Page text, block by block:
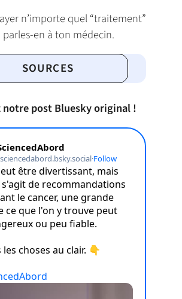
n’importe quel “traitement”
en à ton médecin.
SOURCES
notre post Bluesky original !